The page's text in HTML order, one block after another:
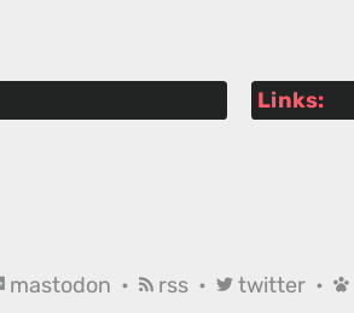
Links:
mastodon • rss • twitter •